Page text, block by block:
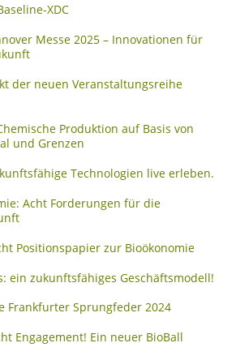
XDC
Messe 2025 – Innovationen für
der neuen Veranstaltungsreihe
Produktion auf Basis von
und Grenzen
Technologien live erleben.
Acht Forderungen für die
Positionspapier zur Bioökonomie
ein zukunftsfähiges Geschäftsmodell!
Frankfurter Sprungfeder 2024
Engagement! Ein neuer BioBall